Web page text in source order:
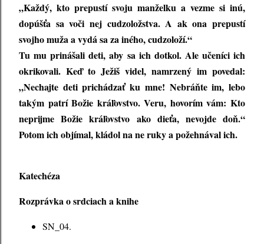
„Každý, kto prepustí svoju manželku a vezme si inú,
dopúšťa sa voči nej cudzoložstva. A ak ona prepustí
svojho muža a vydá sa za iného, cudzoloží.“
Tu mu prinášali deti, aby sa ich dotkol. Ale učeníci ich
okrikovali. Keď to Ježiš videl, namrzený im povedal:
„Nechajte deti prichádzať ku mne! Nebráňte im, lebo
takým patrí Božie kráľovstvo. Veru, hovorím vám: Kto
neprijme Božie kráľovstvo ako dieťa, nevojde doň.“
Potom ich objímal, kládol na ne ruky a požehnával ich.
Katechéza
Rozprávka o srdciach a knihe
SN_04.